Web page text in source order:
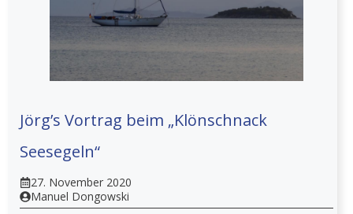
Jörg’s Vortrag beim „Klönschnack
Seesegeln“
27. November 2020
Manuel Dongowski